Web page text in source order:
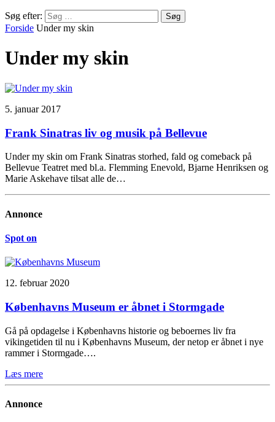
Søg efter:
Forside Under my skin
Under my skin
5. januar 2017
Frank Sinatras liv og musik på Bellevue
Under my skin om Frank Sinatras storhed, fald og comeback på
Bellevue Teatret med bl.a. Flemming Enevold, Bjarne Henriksen og
Marie Askehave tilsat alle de…
Annonce
Spot on
12. februar 2020
Københavns Museum er åbnet i Stormgade
Gå på opdagelse i Københavns historie og beboernes liv fra
vikingetiden til nu i Københavns Museum, der netop er åbnet i nye
rammer i Stormgade….
Læs mere
Annonce